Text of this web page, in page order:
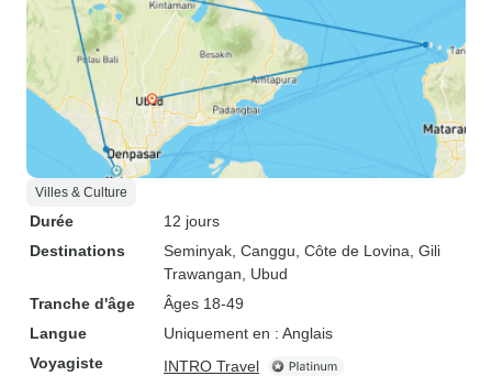
Villes & Culture
Durée
12 jours
Destinations
Seminyak , Canggu , Côte de Lovina , Gili
Trawangan , Ubud
Tranche d'âge
Âges 18-49
Langue
Uniquement en : Anglais
Voyagiste
INTRO Travel